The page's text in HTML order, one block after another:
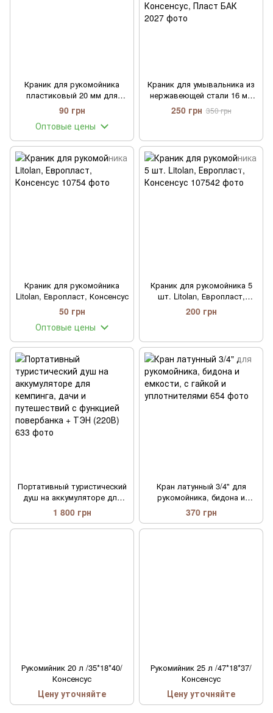
Краник для рукомойника
пластиковый 20 мм для
умывальника, емкости,
канистры Barrel
90 грн
Оптовые цены
Краник для умывальника из
нержавеющей стали 16 мм
Литолан, Европласт,
Консенсус, Пласт БАК
250 грн 350 грн
Краник для рукомойника
Litolan, Европласт, Консенсус
50 грн
Оптовые цены
Краник для рукомойника 5
шт. Litolan, Европласт,
Консенсус
200 грн
Портативный туристический
душ на аккумуляторе для
кемпинга, дачи и
путешествий с функцией
повербанка + ТЭН (220В)
1 800 грн
Кран латунный 3/4" для
рукомойника, бидона и
емкости, с гайкой и
уплотнителями
370 грн
Рукомийник 20 л /35*18*40/
Консенсус
Цену уточняйте
Рукомийник 25 л /47*18*37/
Консенсус
Цену уточняйте